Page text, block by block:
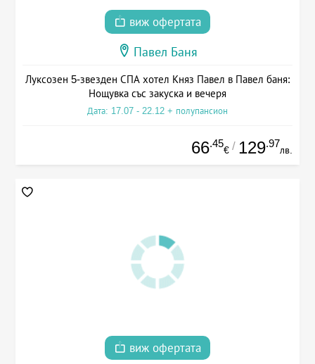
виж офертата
Павел Баня
Луксозен 5-звезден СПА хотел Княз Павел в Павел баня:
Нощувка със закуска и вечеря
Дата: 17.07 - 22.12 + полупансион
66.45
€ / 129.97
лв.
виж офертата